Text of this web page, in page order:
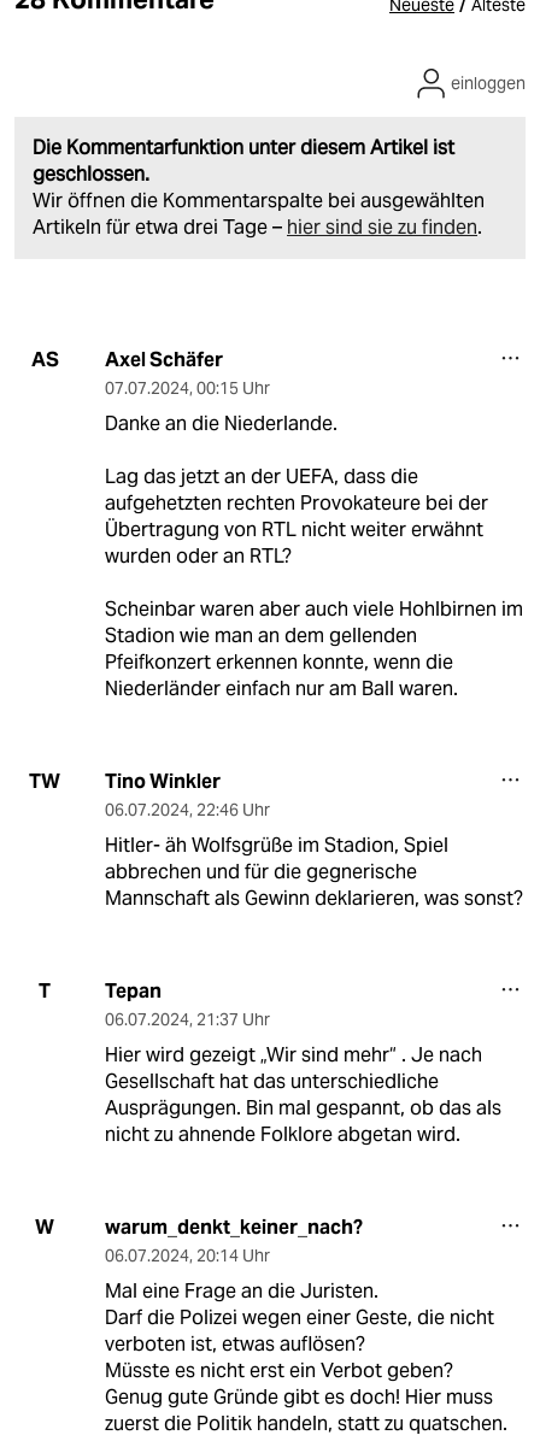
Neueste Älteste
Die Kommentarfunktion unter diesem Artikel ist
geschlossen.
Wir öffnen die Kommentarspalte bei ausgewählten
Artikeln für etwa drei Tage – hier sind sie zu finden.
einloggen
AS Axel Schäfer
07.07.2024, 00:15 Uhr
Danke an die Niederlande.
Lag das jetzt an der UEFA, dass die
aufgehetzten rechten Provokateure bei der
Übertragung von RTL nicht weiter erwähnt
wurden oder an RTL?
Scheinbar waren aber auch viele Hohlbirnen im
Stadion wie man an dem gellenden
Pfeifkonzert erkennen konnte, wenn die
Niederländer einfach nur am Ball waren.
TW Tino Winkler
06.07.2024, 22:46 Uhr
Hitler- äh Wolfsgrüße im Stadion, Spiel
abbrechen und für die gegnerische
Mannschaft als Gewinn deklarieren, was sonst?
T Tepan
06.07.2024, 21:37 Uhr
Hier wird gezeigt „Wir sind mehr“ . Je nach
Gesellschaft hat das unterschiedliche
Ausprägungen. Bin mal gespannt, ob das als
nicht zu ahnende Folklore abgetan wird.
W warum_denkt_keiner_nach?
06.07.2024, 20:14 Uhr
Mal eine Frage an die Juristen.
Darf die Polizei wegen einer Geste, die nicht
verboten ist, etwas auflösen?
Müsste es nicht erst ein Verbot geben?
Genug gute Gründe gibt es doch! Hier muss
zuerst die Politik handeln, statt zu quatschen.